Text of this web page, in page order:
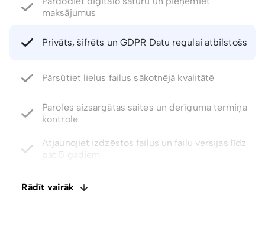
Rādīt vairāk
Privāts, šifrēts un GDPR Datu regulai atbilstošs
Pārsūtiet lielus failus sākotnējā kvalitātē
Paroles aizsargātas saites un derīguma termiņa
kontrole
Atjaunojiet izdzēstos failus un failu versijas līdz
pat 5 gadiem
Integrēts E-paraksts. Komentāri un failu
ietagošana
Atspējot lejupielādes ar tikai skatīšanas piekļuvi